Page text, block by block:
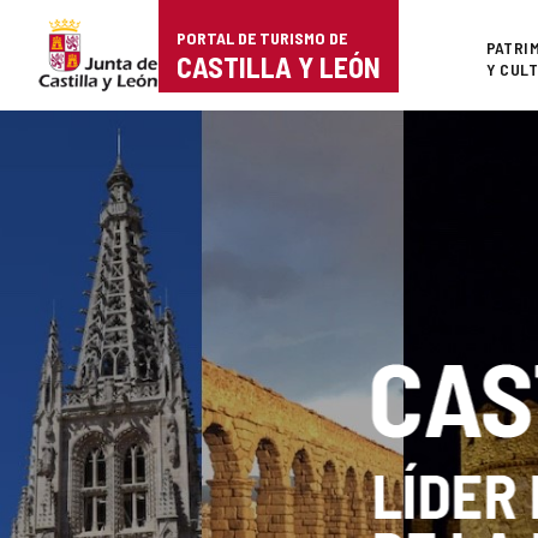
Portal
de
Turismo
Castilla
León
PORTAL DE TURISMO DE
CASTILLA Y LEÓN
Y